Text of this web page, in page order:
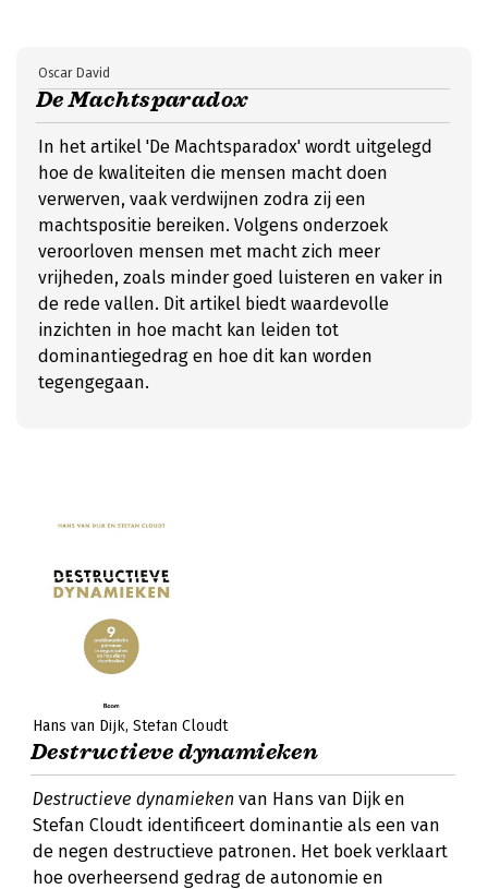
De Machtsparadox
Oscar David
In het artikel 'De Machtsparadox' wordt uitgelegd
hoe de kwaliteiten die mensen macht doen
verwerven, vaak verdwijnen zodra zij een
machtspositie bereiken. Volgens onderzoek
veroorloven mensen met macht zich meer
vrijheden, zoals minder goed luisteren en vaker in
de rede vallen. Dit artikel biedt waardevolle
inzichten in hoe macht kan leiden tot
dominantiegedrag en hoe dit kan worden
tegengegaan.
Hans van Dijk Stefan Cloudt
Destructieve dynamieken
Destructieve dynamieken van Hans van Dijk en
Stefan Cloudt identificeert dominantie als een van
de negen destructieve patronen. Het boek verklaart
hoe overheersend gedrag de autonomie en